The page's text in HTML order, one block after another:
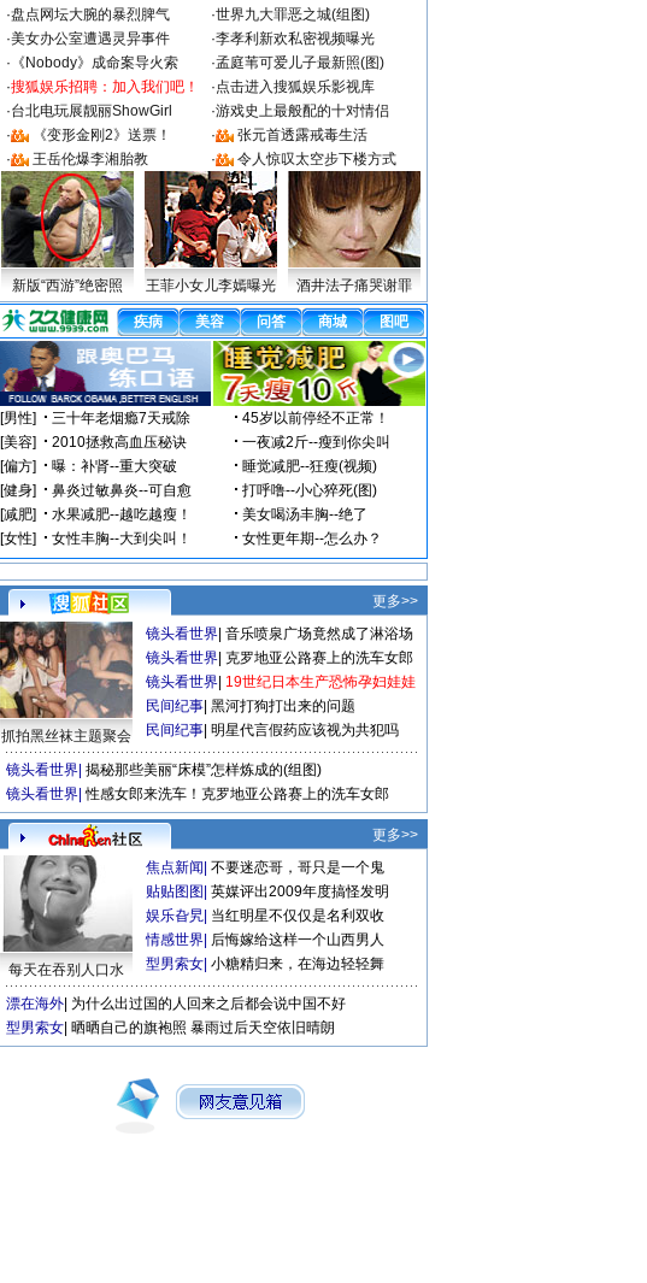
·盘点网坛大腕的暴烈脾气 ·世界九大罪恶之城(组图)
·美女办公室遭遇灵异事件 ·李孝利新欢私密视频曝光
· 《Nobody》成命案导火索 ·孟庭苇可爱儿子最新照(图)
·搜狐娱乐招聘：加入我们吧！ ·点击进入搜狐娱乐影视库
·台北电玩展靓丽ShowGirl ·游戏史上最般配的十对情侣
·
《变形金刚2》送票！ ·
张元首透露戒毒生活
·
王岳伦爆李湘胎教 · 令人惊叹太空步下楼方式
新版“西游”绝密照 王菲小女儿李嫣曝光 酒井法子痛哭谢罪
更多>>
抓拍黑丝袜主题聚会
镜头看世界 音乐喷泉广场竟然成了淋浴场
镜头看世界 克罗地亚公路赛上的洗车女郎
镜头看世界 19世纪日本生产恐怖孕妇娃娃
民间纪事 黑河打狗打出来的问题
民间纪事 明星代言假药应该视为共犯吗
镜头看世界 揭秘那些美丽“床模”怎样炼成的(组图)
镜头看世界 性感女郎来洗车！克罗地亚公路赛上的洗车女郎
更多>>
每天在吞别人口水
焦点新闻 不要迷恋哥，哥只是一个鬼
贴贴图图 英媒评出2009年度搞怪发明
娱乐旮旯 当红明星不仅仅是名利双收
情感世界 后悔嫁给这样一个山西男人
型男索女 小糖精归来，在海边轻轻舞
漂在海外 为什么出过国的人回来之后都会说中国不好
型男索女 晒晒自己的旗袍照 暴雨过后天空依旧晴朗